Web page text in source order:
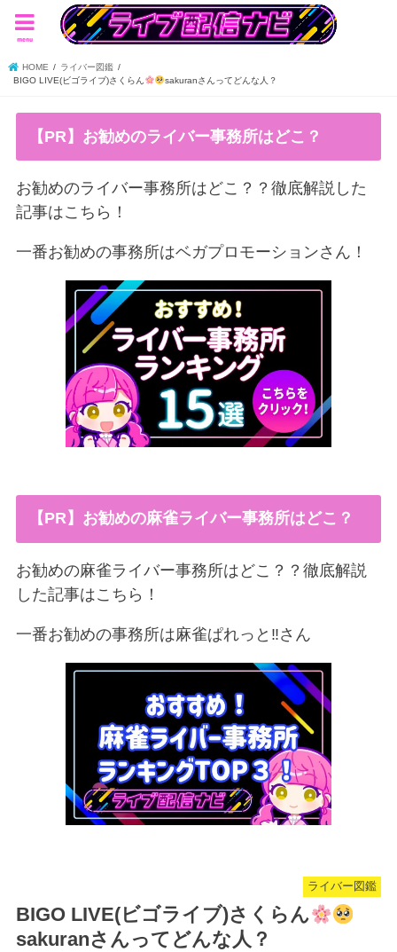
menu
HOME
ライバー図鑑
BIGO LIVE(ビゴライブ)さくらん
sakuranさんってどんな人？
【PR】お勧めのライバー事務所はどこ？
お勧めのライバー事務所はどこ？？徹底解説した
記事はこちら！
一番お勧めの事務所はベガプロモーションさん！
【PR】お勧めの麻雀ライバー事務所はどこ？
お勧めの麻雀ライバー事務所はどこ？？徹底解説
した記事はこちら！
一番お勧めの事務所は麻雀ぱれっと‼︎さん
ライバー図鑑
BIGO LIVE(ビゴライブ)さくらん
sakuranさんってどんな人？